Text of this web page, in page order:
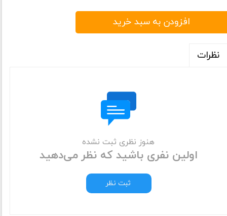
افزودن به سبد خرید
نظرات
هنوز نظری ثبت نشده
اولین نفری باشید که نظر می‌دهید
ثبت نظر